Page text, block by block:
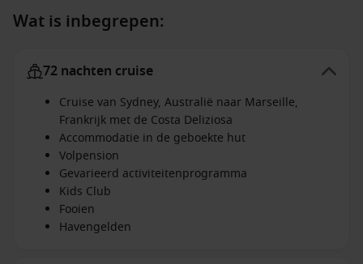
Wat is inbegrepen:
72 nachten cruise
Cruise van Sydney, Australië naar Marseille,
Frankrijk met de Costa Deliziosa
Accommodatie in de geboekte hut
Volpension
Gevarieerd activiteitenprogramma
Kids Club
Fooien
Havengelden